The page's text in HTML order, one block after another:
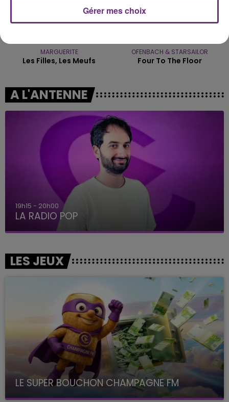
MARGUERITE
Les Filles, Les Meufs
OFENBACH & STARSAILOR
Four To The Floor
A L'ANTENNE
19h15 - 20h00
LA RADIO POP
LES JEUX
LE SUPER BOUCHON CHAMPAGNE FM
avec La Famille Champagne FM, à 8H10
Gérer mes choix